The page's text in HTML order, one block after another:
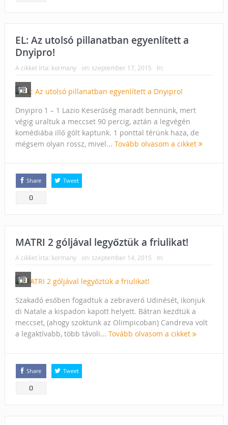
EL: Az utolsó pillanatban egyenlített a
Dnyipro!
A cikket írta: kormany on: szeptember 17, 2015 In:
Dnyipro 1 – 1 Lazio Keserűség maradt bennünk, mert
végig uraltuk a meccset 90 percig, aztán a legvégén
komédiába illő gólt kaptunk. 1 ponttal térünk haza, de
mégsem olyan rossz, mivel... Tovább olvasom a cikket
Share
0
Tweet
MATRI 2 góljával legyőztük a friulikat!
A cikket írta: kormany on: szeptember 14, 2015 In:
Szakadó esőben fogadtuk a zebraverő Udinését, ikonjuk
di Natale a kispadon kapott helyett. Bátran kezdtük a
meccset, (ahogy szoktunk az Olimpicoban) Candreva volt
a legaktívabb, több távoli... Tovább olvasom a cikket
Share
0
Tweet